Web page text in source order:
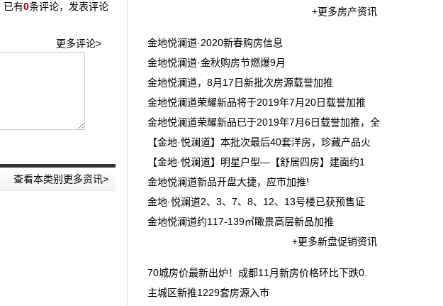
已有0条评论，发表评论
更多评论>
查看本类别更多资讯>
+更多房产资讯
金地悦澜道·2020新春购房信息
金地悦澜道·金秋购房节燃爆9月
金地悦澜道，8月17日新批次房源载誉加推
金地悦澜道荣耀新品将于2019年7月20日载誉加推
金地悦澜道荣耀新品已于2019年7月6日载誉加推，全
【金地·悦澜道】本批次最后40套洋房，珍藏产品火
【金地·悦澜道】明星户型—【舒居四房】建面约1
金地悦澜道新品开盘大捷，应市加推!
金地·悦澜道2、3、7、8、12、13号楼已获预售证
金地悦澜道约117-139㎡瞰景高层新品加推
+更多新盘促销资讯
70城房价最新出炉！成都11月新房价格环比下跌0.
主城区新推1229套房源入市